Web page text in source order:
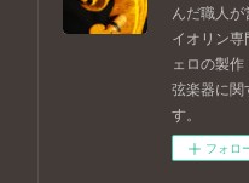
んだ職人
イオリン
ェロの製
弦楽器に関
す。
フォロ